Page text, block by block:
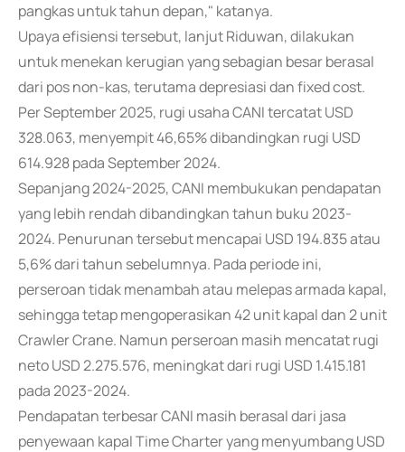
pangkas untuk tahun depan," katanya.
Upaya efisiensi tersebut, lanjut Riduwan, dilakukan
untuk menekan kerugian yang sebagian besar berasal
dari pos non-kas, terutama depresiasi dan fixed cost.
Per September 2025, rugi usaha CANI tercatat USD
328.063, menyempit 46,65% dibandingkan rugi USD
614.928 pada September 2024.
Sepanjang 2024-2025, CANI membukukan pendapatan
yang lebih rendah dibandingkan tahun buku 2023-
2024. Penurunan tersebut mencapai USD 194.835 atau
5,6% dari tahun sebelumnya. Pada periode ini,
perseroan tidak menambah atau melepas armada kapal,
sehingga tetap mengoperasikan 42 unit kapal dan 2 unit
Crawler Crane. Namun perseroan masih mencatat rugi
neto USD 2.275.576, meningkat dari rugi USD 1.415.181
pada 2023-2024.
Pendapatan terbesar CANI masih berasal dari jasa
penyewaan kapal Time Charter yang menyumbang USD